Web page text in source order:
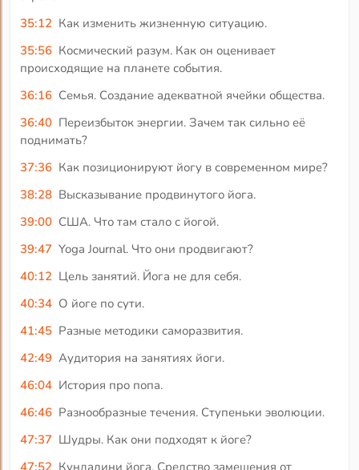
35:12 Как изменить жизненную ситуацию.
35:56 Космический разум. Как он оценивает
происходящие на планете события.
36:16 Семья. Создание адекватной ячейки общества.
36:40 Переизбыток энергии. Зачем так сильно её
поднимать?
37:36 Как позиционируют йогу в современном мире?
38:28 Высказывание продвинутого йога.
39:00 США. Что там стало с йогой.
39:47 Yoga Journal. Что они продвигают?
40:12 Цель занятий. Йога не для себя.
40:34 О йоге по сути.
41:45 Разные методики саморазвития.
42:49 Аудитория на занятиях йоги.
46:04 История про попа.
46:46 Разнообразные течения. Ступеньки эволюции.
47:37 Шудры. Как они подходят к йоге?
47:52 Кундалини йога. Средство замещения от